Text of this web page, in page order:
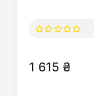
1 615 ₴